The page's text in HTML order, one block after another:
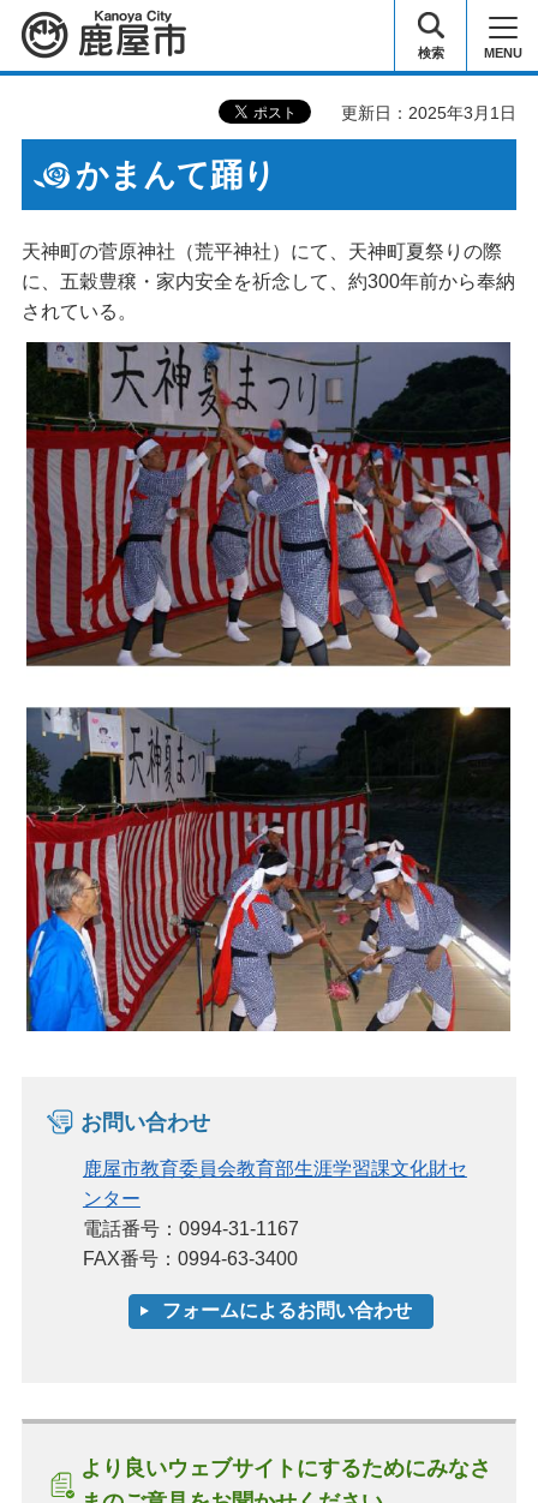
鹿屋市 検索 MENU
更新日：2025年3月1日
かまんて踊り
天神町の菅原神社（荒平神社）にて、天神町夏祭りの際
に、五穀豊穣・家内安全を祈念して、約300年前から奉納
されている。
お問い合わせ
鹿屋市教育委員会教育部生涯学習課文化財セ
ンター
電話番号：0994-31-1167
FAX番号：0994-63-3400
より良いウェブサイトにするためにみなさ